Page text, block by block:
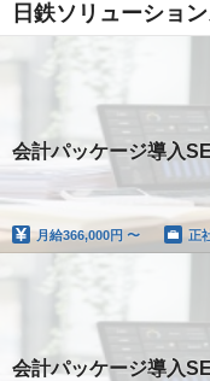
日鉄ソリューショ
会計パッケージ導入
月給366,000円 〜 正
会計パッケージ導入